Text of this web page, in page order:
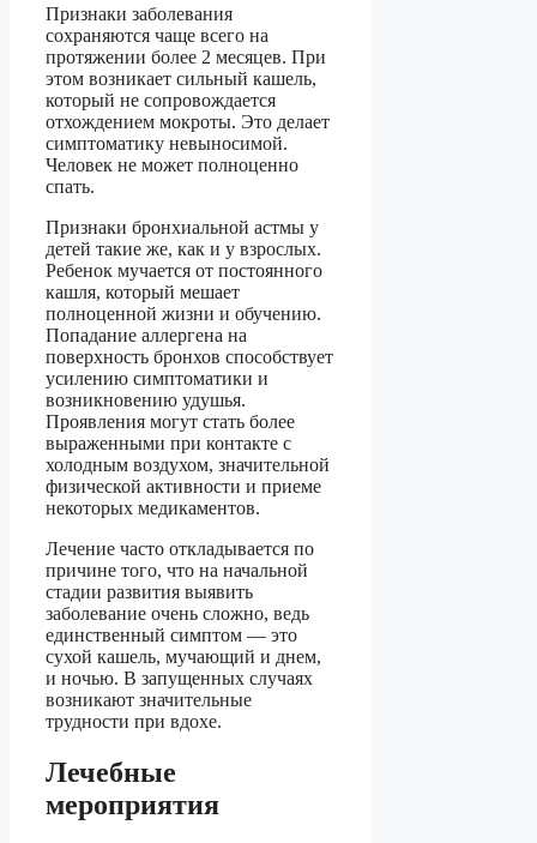
Признаки заболевания
сохраняются чаще всего на
протяжении более 2 месяцев. При
этом возникает сильный кашель,
который не сопровождается
отхождением мокроты. Это делает
симптоматику невыносимой.
Человек не может полноценно
спать.
Признаки бронхиальной астмы у
детей такие же, как и у взрослых.
Ребенок мучается от постоянного
кашля, который мешает
полноценной жизни и обучению.
Попадание аллергена на
поверхность бронхов способствует
усилению симптоматики и
возникновению удушья.
Проявления могут стать более
выраженными при контакте с
холодным воздухом, значительной
физической активности и приеме
некоторых медикаментов.
Лечение часто откладывается по
причине того, что на начальной
стадии развития выявить
заболевание очень сложно, ведь
единственный симптом — это
сухой кашель, мучающий и днем,
и ночью. В запущенных случаях
возникают значительные
трудности при вдохе.
Лечебные
мероприятия